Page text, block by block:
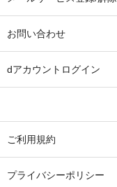
お問い合わせ
dアカウントログイン
ご利用規約
プライバシーポリシー